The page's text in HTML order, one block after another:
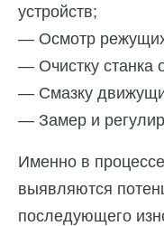
устройств;
— Осмотр
— Очистку станка
— Смазку
— Замер и
Именно в
выявляются
последующего